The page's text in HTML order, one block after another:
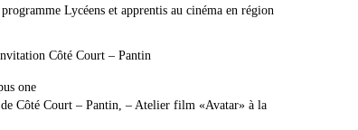
Lycéens et apprentis au cinéma en région
Côté Court – Pantin
one
Côté Court – Pantin, – Atelier film «Avatar» à la